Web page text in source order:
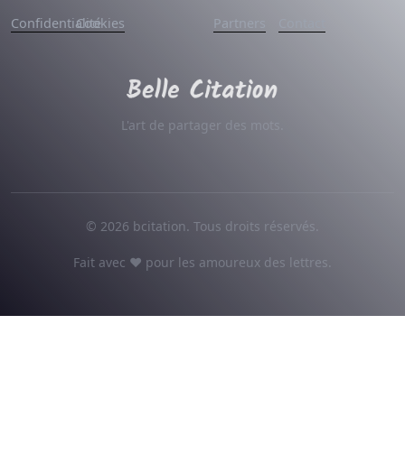
ConfidentialitéCookies Partners
L'art de partager des mots.
© 2026 bcitation. Tous droits réservés.
Fait avec ♥ pour les amoureux des lettres.